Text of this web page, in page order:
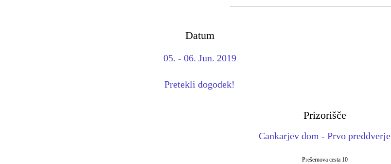
Datum
05. - 06. Jun. 2019
Pretekli dogodek!
Prizorišče
Cankarjev dom - Prvo preddverje
Prešernova cesta 10